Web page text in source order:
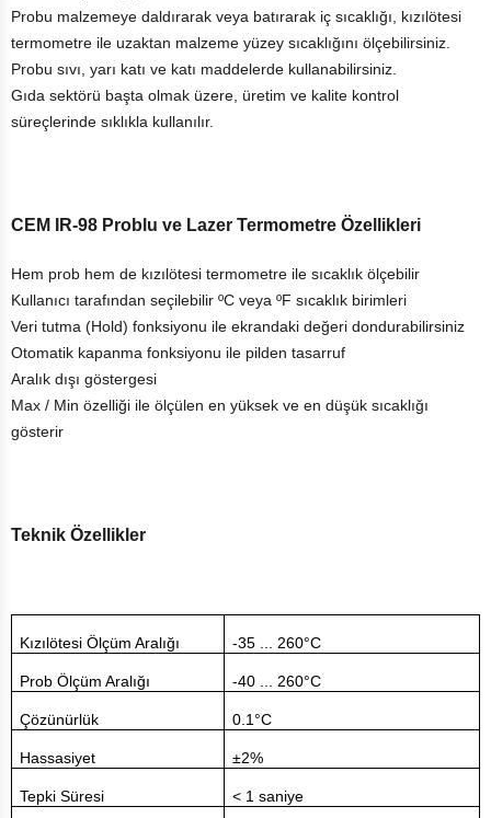
Probu malzemeye daldırarak veya batırarak iç sıcaklığı, kızılötesi
termometre ile uzaktan malzeme yüzey sıcaklığını ölçebilirsiniz.
Probu sıvı, yarı katı ve katı maddelerde kullanabilirsiniz.
Gıda sektörü başta olmak üzere, üretim ve kalite kontrol
süreçlerinde sıklıkla kullanılır.
CEM IR-98 Problu ve Lazer Termometre Özellikleri
Hem prob hem de kızılötesi termometre ile sıcaklık ölçebilir
Kullanıcı tarafından seçilebilir ºC veya ºF sıcaklık birimleri
Veri tutma (Hold) fonksiyonu ile ekrandaki değeri dondurabilirsiniz
Otomatik kapanma fonksiyonu ile pilden tasarruf
Aralık dışı göstergesi
Max / Min özelliği ile ölçülen en yüksek ve en düşük sıcaklığı
gösterir
Teknik Özellikler
Kızılötesi Ölçüm Aralığı -35 ... 260°C
Prob Ölçüm Aralığı -40 ... 260°C
Çözünürlük 0.1°C
Hassasiyet ±2%
Tepki Süresi < 1 saniye